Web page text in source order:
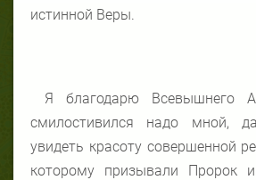
истинной Веры.
Я благодарю Всевышнего
смилостивился надо мной,
увидеть красоту совершенной
которому призывали Пророк